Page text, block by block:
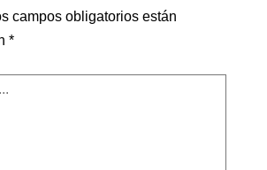
campos obligatorios están
*